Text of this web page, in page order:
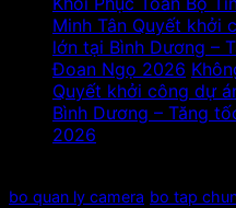
Minh Tân Quyết khởi
lớn tại Bình Dương –
Đoan Ngọ 2026
Quyết khởi công dự
Bình Dương – Tăng
2026
bo quan ly camera bo tap